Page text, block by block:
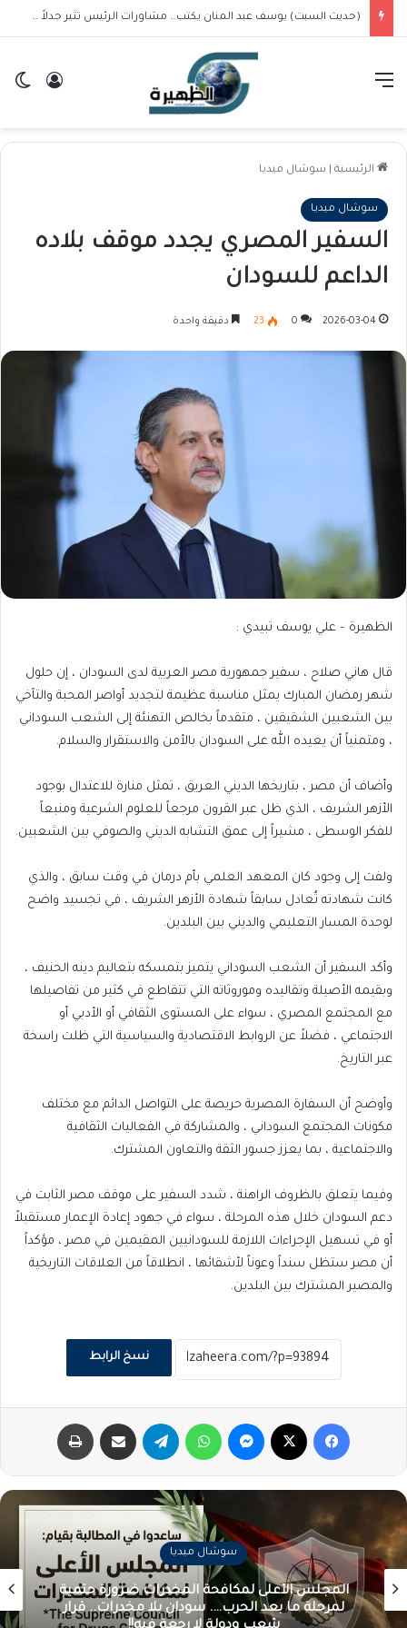
(حديث السبت) يوسف عبد المنان يكتب… مشاورات الرئيس تثير جدلاً في غير معترك… ماهي مطلوبات الجمهورية الأولى من البرهان؟
تسجيل القائمة
الرئيسية سوشال ميديا
سوشال ميديا
السفير المصري يجدد موقف بلاده
الداعم للسودان
2026-03-04
0
23 دقيقة واحدة
الظهيرة – علي يوسف تبيدي :
قال هاني صلاح ، سفير جمهورية مصر العربية لدى السودان ، إن حلول
شهر رمضان المبارك يمثل مناسبة عظيمة لتجديد أواصر المحبة والتآخي
بين الشعبين الشقيقين ، متقدماً بخالص التهنئة إلى الشعب السوداني
، ومتمنياً أن يعيده الله على السودان بالأمن والاستقرار والسلام.
وأضاف أن مصر ، بتاريخها الديني العريق ، تمثل منارة للاعتدال بوجود
الأزهر الشريف ، الذي ظل عبر القرون مرجعاً للعلوم الشرعية ومنبعاً
للفكر الوسطى ، مشيراً إلى عمق التشابه الديني والصوفي بين الشعبين.
ولفت إلى وجود كان المعهد العلمي بأم درمان في وقت سابق ، والذي
كانت شهادته تُعادل سابقاً شهادة الأزهر الشريف ، في تجسيد واضح
لوحدة المسار التعليمي والديني بين البلدين.
وأكد السفير أن الشعب السوداني يتميز بتمسكه بتعاليم دينه الحنيف ،
وبقيمه الأصيلة وتقاليده وموروثاته التي تتقاطع في كثير من تفاصيلها
مع المجتمع المصري ، سواء على المستوى الثقافي أو الأدبي أو
الاجتماعي ، فضلاً عن الروابط الاقتصادية والسياسية التي ظلت راسخة
عبر التاريخ.
وأوضح أن السفارة المصرية حريصة على التواصل الدائم مع مختلف
مكونات المجتمع السوداني ، والمشاركة في الفعاليات الثقافية
والاجتماعية ، بما يعزز جسور الثقة والتعاون المشترك.
وفيما يتعلق بالظروف الراهنة ، شدد السفير على موقف مصر الثابت في
دعم السودان خلال هذه المرحلة ، سواء في جهود إعادة الإعمار مستقبلاً
أو في تسهيل الإجراءات اللازمة للسودانيين المقيمين في مصر ، مؤكداً
أن مصر ستظل سنداً وعوناً لأشقائها ، انطلاقاً من العلاقات التاريخية
والمصير المشترك بين البلدين.
نسخ الرابط
فيسبوك ماسنجر واتساب تيلقرام مشاركة عبر البريد
سوشال ميديا
المجلس الأعلى لمكافحة المخدرات ضرورة حتمية
لمرحلة ما بعد الحرب…. سودان بلا مخدرات.. قرار